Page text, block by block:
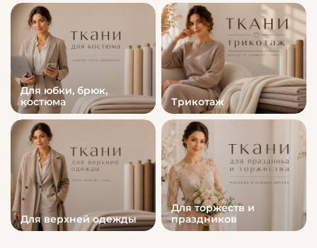
Для юбки, брюк,
костюма
Трикотаж
Для верхней одежды
Для торжеств и
праздников